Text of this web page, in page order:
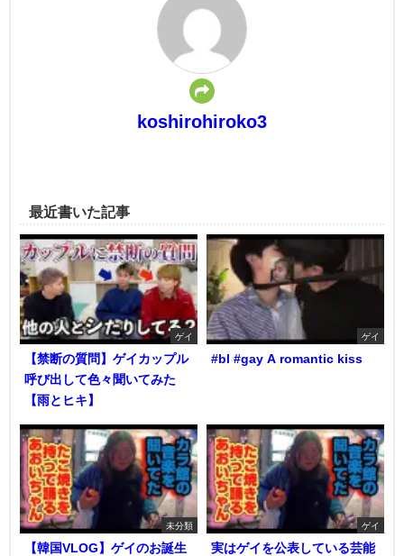
koshirohiroko3
最近書いた記事
ゲイ
【禁断の質問】ゲイカップル
呼び出して色々聞いてみた
【雨とヒキ】
ゲイ
#bl #gay A romantic kiss
未分類
【韓国VLOG】ゲイのお誕生
ゲイ
実はゲイを公表している芸能